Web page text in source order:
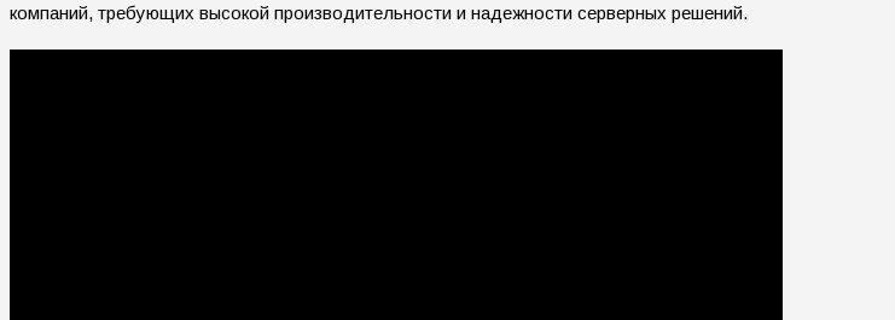
компаний, требующих высокой производительности и надежности серверных решений.